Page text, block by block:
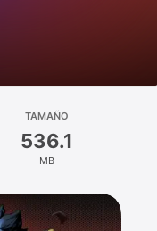
TAMAÑO
536.1
MB